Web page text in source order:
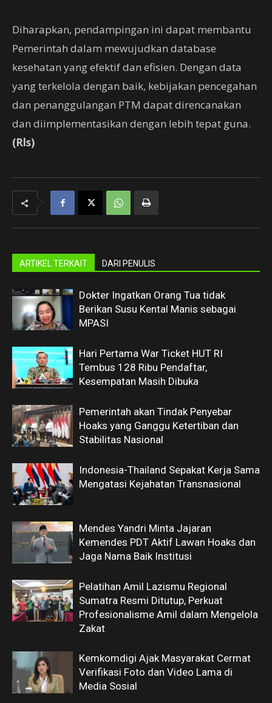
Diharapkan, pendampingan ini dapat membantu
Pemerintah dalam mewujudkan database
kesehatan yang efektif dan efisien. Dengan data
yang terkelola dengan baik, kebijakan pencegahan
dan penanggulangan PTM dapat direncanakan
dan diimplementasikan dengan lebih tepat guna.
(Rls)
ARTIKEL TERKAIT DARI PENULIS
Dokter Ingatkan Orang Tua tidak
Berikan Susu Kental Manis sebagai
MPASI
Hari Pertama War Ticket HUT RI
Tembus 128 Ribu Pendaftar,
Kesempatan Masih Dibuka
Pemerintah akan Tindak Penyebar
Hoaks yang Ganggu Ketertiban dan
Stabilitas Nasional
Indonesia-Thailand Sepakat Kerja Sama
Mengatasi Kejahatan Transnasional
Mendes Yandri Minta Jajaran
Kemendes PDT Aktif Lawan Hoaks dan
Jaga Nama Baik Institusi
Pelatihan Amil Lazismu Regional
Sumatra Resmi Ditutup, Perkuat
Profesionalisme Amil dalam Mengelola
Zakat
Kemkomdigi Ajak Masyarakat Cermat
Verifikasi Foto dan Video Lama di
Media Sosial